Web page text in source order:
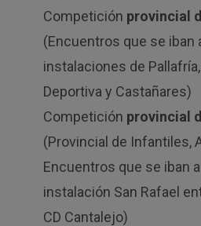
Competición provincial
(Encuentros que se iban
instalaciones de
Deportiva y Castañares)
Competición provincial
(Provincial de Infantiles,
Encuentros que se iban
instalación San Rafael
CD Cantalejo)